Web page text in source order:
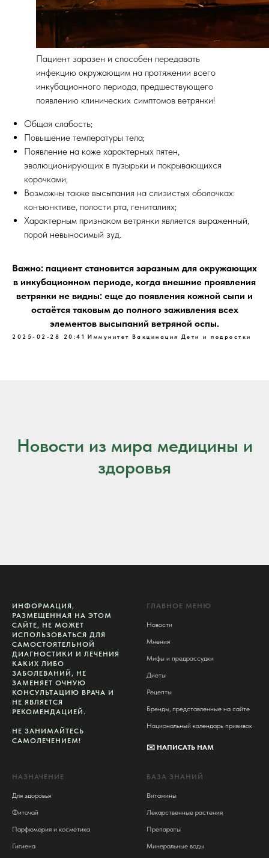
Пациент заразен и способен передавать
инфекцию окружающим на протяжении всего
инкубационного периода, предшествующего
появлению клинических симптомов ветрянки!
Общая слабость;
Повышение температуры тела;
Появление на коже характерных пятен,
эволюционирующих в пузырьки и покрывающихся
корочками;
Возможны также высыпания на слизистых оболочках:
конъюнктиве, полости рта, гениталиях;
Характерным признаком ветрянки является выраженный,
порой невыносимый зуд.
Важно: пациент становится заразным для окружающих
в инкубационном периоде, когда внешние проявления
ветрянки не видны: еще до появления кожной сыпи и
остаётся таковым до полного заживления всех
элементов высыпаний ветряной оспы.
2025-02-28 20:41 Иммунитет Вакцинация Дети и подростки
Новости из мира медицины и
здоровья
ИНФОРМАЦИЯ,
РАЗМЕЩЕННАЯ НА ЭТОМ
САЙТЕ, НЕ МОЖЕТ
ИСПОЛЬЗОВАТЬСЯ ДЛЯ
САМОСТОЯТЕЛЬНОЙ
ДИАГНОСТИКИ И ЛЕЧЕНИЯ
КАКИХ ЛИБО
ЗАБОЛЕВАНИЙ, НЕ
ЗАМЕНЯЕТ ОЧНУЮ
КОНСУЛЬТАЦИЮ ВРАЧА И
НЕ ЯВЛЯЕТСЯ
РЕКОМЕНДАЦИЕЙ.
НЕ ЗАНИМАЙТЕСЬ
САМОЛЕЧЕНИЕМ!
ГЛАВНОЕ МЕНЮ
Новости
Мнения
Мифы и предрассудки
Диеты
Рецепты
Бренды, представленные на сайте
Национальный календарь прививок
✉️ НАПИСАТЬ НАМ
НАЗНАЧЕНИЕ
Для здоровья
Фиточай
Парфюмерия и косметика
Гигиена
БАЗА ЗНАНИЙ
Витамины
Лекарственные растения
Препараты
Минеральные воды